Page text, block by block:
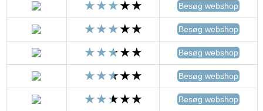
Besøg webshop
Besøg webshop
Besøg webshop
Besøg webshop
Besøg webshop